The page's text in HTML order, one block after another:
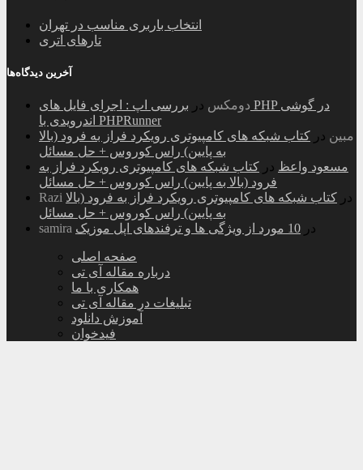
انتخاب باربری مناسب در تهران
تارهای اتری
آخرین دیدگاه‌ها
دومکس در بررسی اپ : اجرای فایل های PHP در گوشی
اندرویدی با PHPRunner
مبین در کتاب شبکه های کامپیوتری رویکرد فراز به فرود (بالا
به پایین) راس کوروس + حل مسائل
مسعود واعظ در کتاب شبکه های کامپیوتری رویکرد فراز به
فرود (بالا به پایین) راس کوروس + حل مسائل
Razi
در کتاب شبکه های کامپیوتری رویکرد فراز به فرود (بالا
به پایین) راس کوروس + حل مسائل
samira
در 10 مورد از ویژگی ها و ترفندهای اپل موزیک
صفحه اصلی
درباره مقاله آی تی
همکاری با ما
تبلیغات در مقاله آی تی
آموزش دانلود
فیدخوان